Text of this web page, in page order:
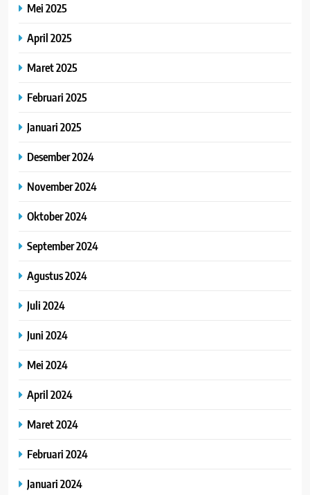
Mei 2025
April 2025
Maret 2025
Februari 2025
Januari 2025
Desember 2024
November 2024
Oktober 2024
September 2024
Agustus 2024
Juli 2024
Juni 2024
Mei 2024
April 2024
Maret 2024
Februari 2024
Januari 2024